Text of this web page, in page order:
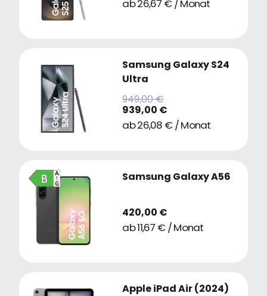
ab 26,67 € / Monat
Samsung Galaxy S24
Ultra
949,00 €
939,00 €
ab 26,08 € / Monat
Samsung Galaxy A56
420,00 €
ab 11,67 € / Monat
Apple iPad Air (2024)